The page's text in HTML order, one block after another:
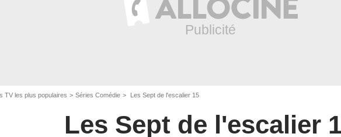
TV les plus populaires Séries Comédie Les Sept de l'escalier 15
Les Sept de l'escalier